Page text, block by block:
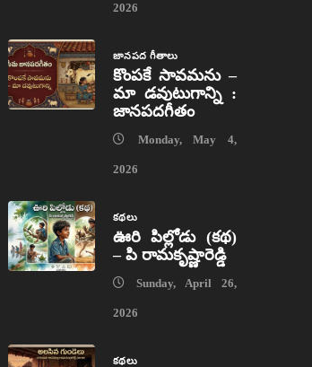
2026
జానపద గీతాలు
కొంపకే సావమను –
మా డవుటుగాన్ని :
జానపదగీతం
Monday, May 4,
2026
కథలు
ఊరి పిల్లోడు (కథ)
– పి రామకృష్ణారెడ్డి
Sunday, April 26,
2026
కథలు